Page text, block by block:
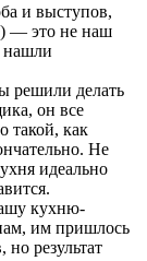
и выступов,
— это не наш
нашли
решили делать
он все
такой, как
Не
идеально
кухню-
им пришлось
результат